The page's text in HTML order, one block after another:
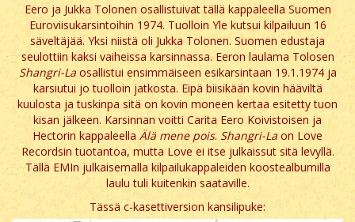
Eero ja Jukka Tolonen osallistuivat tällä kappaleella Suomen
Euroviisukarsintoihin 1974. Tuolloin Yle kutsui kilpailuun 16
säveltäjää. Yksi niistä oli Jukka Tolonen. Suomen edustaja
seulottiin kaksi vaiheissa karsinnassa. Eeron laulama Tolosen
Shangri-Laosallistui ensimmäiseen esikarsintaan 19.1.1974 ja
karsiutui jo tuolloin jatkosta. Eipä biisikään kovin hääviltä
kuulosta ja tuskinpa sitä on kovin moneen kertaa esitetty tuon
kisan jälkeen. Karsinnan voitti Carita Eero Koivistoisen ja
Hectorin kappaleella Älä mene pois. Shangri-Laon Love
Recordsin tuotantoa, mutta Love ei itse julkaissut sitä levyllä.
Tällä EMIn julkaisemalla kilpailukappaleiden koostealbumilla
laulu tuli kuitenkin saataville.
Tässä c-kasettiversion kansilipuke: